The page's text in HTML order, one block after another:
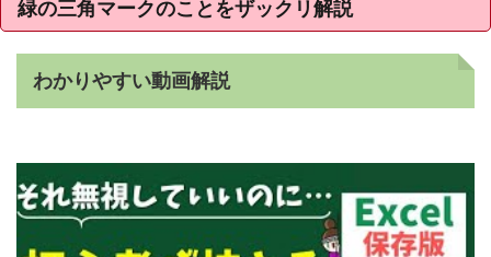
緑の三角マークのことをザックリ解説
わかりやすい動画解説